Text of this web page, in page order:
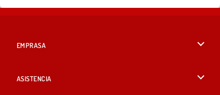
EMPRASA
ASISTENCIA